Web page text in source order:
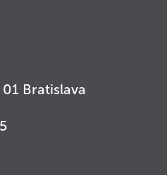
Bratislava